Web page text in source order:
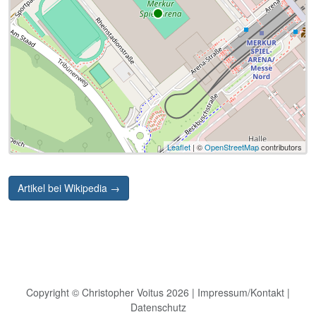
Leaflet | ©OpenStreetMapcontributors
Artikel bei Wikipedia →
Copyright © Christopher Voitus 2026 | Impressum/Kontakt |
Datenschutz